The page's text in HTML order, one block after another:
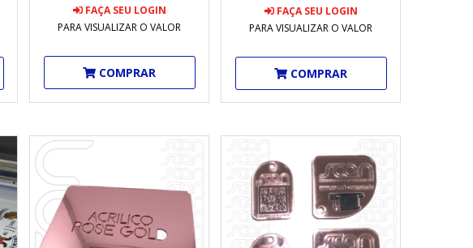
FAÇA SEU LOGIN
PARA VISUALIZAR O VALOR
COMPRAR
FAÇA SEU LOGIN
PARA VISUALIZAR O VALOR
COMPRAR